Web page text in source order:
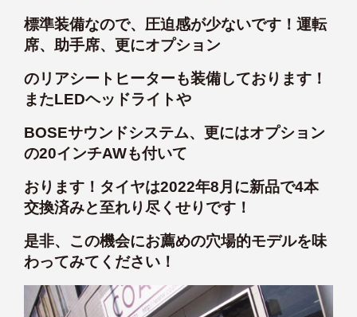
標準装備なので、圧迫感が少ないです！運転
席、助手席、更にオプション
のリアシートヒーターも装備しております！
またLEDヘッドライトや
BOSEサウンドシステム、更にはオプション
の20インチAWも付いて
おります！タイヤは2022年8月に新品で4本
交換済みと至れり尽くせりです！
是非、この機会にお薦めの穴場的モデルを味
わってみてください！